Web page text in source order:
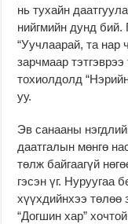
нь тухайн
нийгмийн дунд бий.
“Уучлаарай, та нар
зарчмаар
тохиолдолд
уу.
Эв санааны
даатгалын мөнгө
төлж байгаагүй
гэсэн үг. Нуруугаа
хүүхдийнхээ төлөө
“Догшин хар”